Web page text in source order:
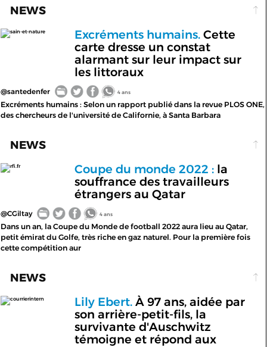
NEWS
sain-et-nature Excréments humains.Cette
carte dresse un constat
alarmant sur leur impact sur
les littoraux
@santedenfer 4 ans
Excréments humains : Selon un rapport publié dans la revue PLOS ONE,
des chercheurs de l'université de Californie, à Santa Barbara
NEWS
rfi.fr Coupe du monde 2022 :la
souffrance des travailleurs
étrangers au Qatar
@CGiltay 4 ans
Dans un an, la Coupe du Monde de football 2022 aura lieu au Qatar,
petit émirat du Golfe, très riche en gaz naturel. Pour la première fois
cette compétition aur
NEWS
courrierintern Lily Ebert.À 97 ans, aidée par
son arrière-petit-fils, la
survivante d'Auschwitz
témoigne et répond aux